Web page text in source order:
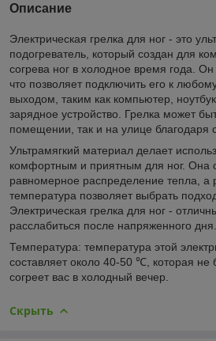
Описание
Электрическая грелка для ног - это
подогреватель, который создан для
согрева ног в холодное время года.
что позволяет подключить его к
выходом, таким как компьютер,
зарядное устройство. Грелка может
помещении, так и на улице благодаря
Ультрамягкий материал делает
комфортным и приятным для ног. Она
равномерное распределение тепла, а
температура позволяет выбрать
Электрическая грелка для ног -
расслабиться после напряженного дня.
Температура: температура этой
составляет около 40-50 ℃, которая не
согреет вас в холодный вечер.
Скрыть